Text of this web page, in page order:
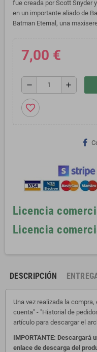
fue creada por Scott Snyder
en un importante aliado de
Batman Eternal, una
7,00 €
remove add
favorite_border
Licencia
Licencia
DESCRIPCIÓN
Una vez realizada la
cuenta" - "Historial de
artículo para descargar el
IMPORTANTE: Descargará
enlace de descarga del